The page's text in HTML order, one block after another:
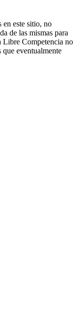
en este sitio, no
de las mismas para
Libre Competencia no
que eventualmente